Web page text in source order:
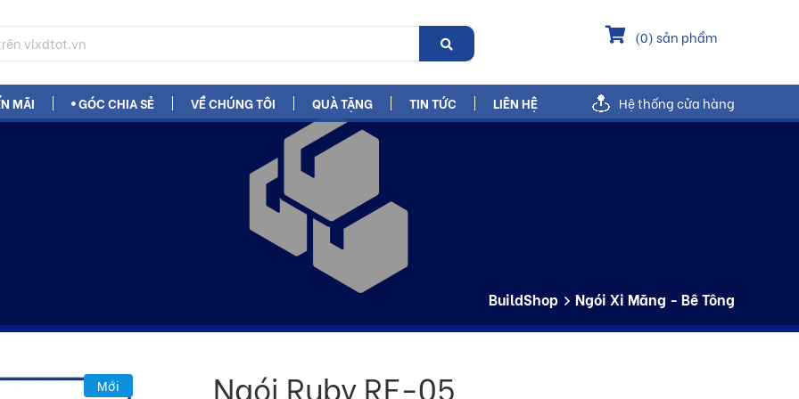
(0) sản phẩm
MÃI GÓC CHIA SẺ VỀ CHÚNG TÔI QUÀ TẶNG TIN TỨC LIÊN HỆ Hệ thống cửa hàng
BuildShop Ngói Xi Măng - Bê Tông
Mới Ngói Ruby RE-05